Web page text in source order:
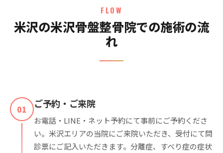
FLOW
米沢の米沢骨盤整骨院での施術の流
れ
01 ご予約・ご来院
お電話・LINE・ネット予約にて事前にご予約くださ
い。米沢エリアの当院にご来院いただき、受付にて問
診票にご記入いただきます。分離症、すべり症の症状